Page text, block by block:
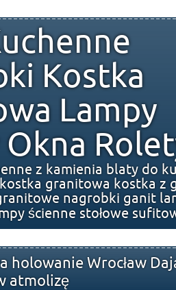
Kostka
Lampy
z kamienia blaty do
granitowa kostka z
nagrobki ganit
ścienne stołowe
holowanie Wrocław
atmolizę